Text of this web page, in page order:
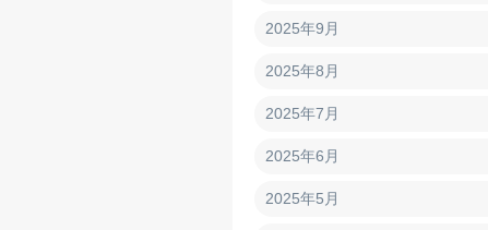
2025年9月
2025年8月
2025年7月
2025年6月
2025年5月